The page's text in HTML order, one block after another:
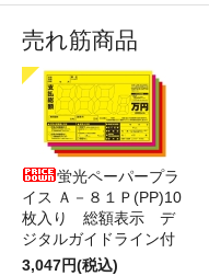
売れ筋商品
蛍光ペーパープラ
イス Ａ－８１Ｐ(PP)10
枚入り 総額表示 デ
ジタルガイドライン付
3,047円(税込)